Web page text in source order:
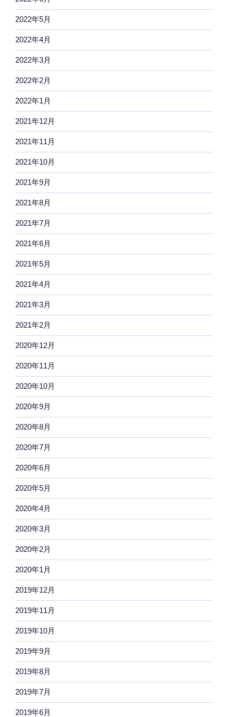
2022年5月
2022年4月
2022年3月
2022年2月
2022年1月
2021年12月
2021年11月
2021年10月
2021年9月
2021年8月
2021年7月
2021年6月
2021年5月
2021年4月
2021年3月
2021年2月
2020年12月
2020年11月
2020年10月
2020年9月
2020年8月
2020年7月
2020年6月
2020年5月
2020年4月
2020年3月
2020年2月
2020年1月
2019年12月
2019年11月
2019年10月
2019年9月
2019年8月
2019年7月
2019年6月